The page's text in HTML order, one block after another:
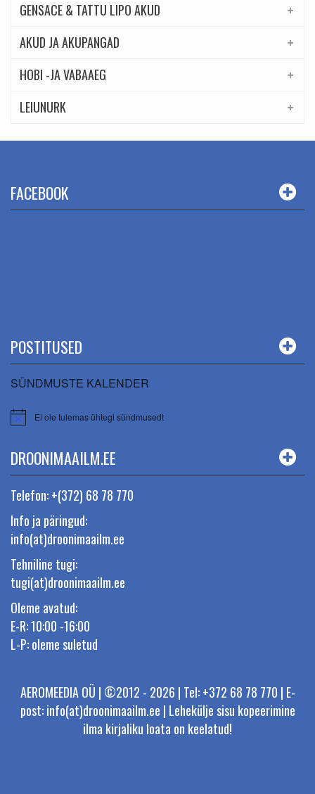
GENSACE & TATTU LIPO AKUD
AKUD JA AKUPANGAD
HOBI -JA VABAAEG
LEIUNURK
FACEBOOK
POSTITUSED
SÜNDMUSTE KALENDER
Ei ole tulemas ühtegi sündmusedt
DROONIMAAILM.EE
Telefon: +(372) 68 78 770
Info ja päringud:
info(at)droonimaailm.ee
Tehniline tugi:
tugi(at)droonimaailm.ee
Oleme avatud:
E-R: 10:00 -16:00
L-P: oleme suletud
AEROMEEDIA OÜ | ©2012 - 2026 | Tel: +372 68 78 770 | E-
post: info(at)droonimaailm.ee | Lehekülje sisu kopeerimine
ilma kirjaliku loata on keelatud!